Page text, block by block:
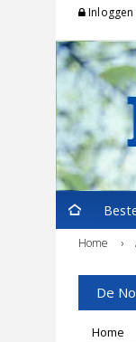
Inloggen
Home ›
De
Home